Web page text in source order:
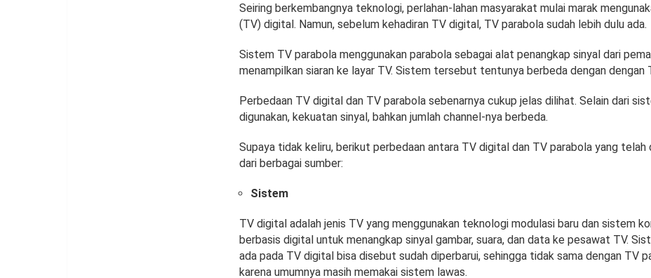
Seiring berkembangnya teknologi, perlahan-lahan masyarakat mulai marak
(TV) digital. Namun, sebelum kehadiran TV digital, TV parabola sudah lebih dulu ada.
Sistem TV parabola menggunakan parabola sebagai alat penangkap sinyal dari
menampilkan siaran ke layar TV. Sistem tersebut tentunya berbeda dengan dengan
Perbedaan TV digital dan TV parabola sebenarnya cukup jelas dilihat. Selain dari
digunakan, kekuatan sinyal, bahkan jumlah channel-nya berbeda.
Supaya tidak keliru, berikut perbedaan antara TV digital dan TV parabola yang telah
dari berbagai sumber:
Sistem
TV digital adalah jenis TV yang menggunakan teknologi modulasi baru dan sistem
berbasis digital untuk menangkap sinyal gambar, suara, dan data ke pesawat TV.
ada pada TV digital bisa disebut sudah diperbarui, sehingga tidak sama dengan TV
karena umumnya masih memakai sistem lawas.